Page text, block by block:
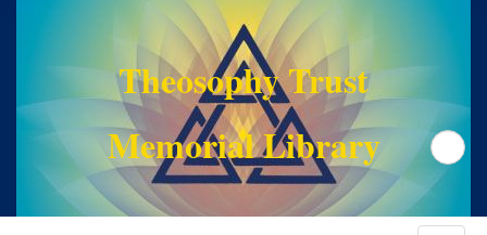
Theosophy Trust
Memorial Library
Search